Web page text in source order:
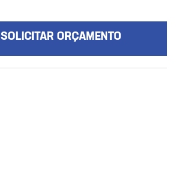
SOLICITAR ORÇAMENTO